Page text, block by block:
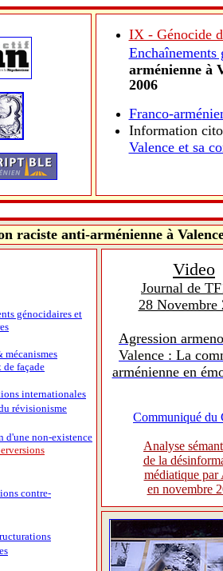
IX - Génocide
Enchaînements
arménienne à
2006
Franco-armé
Information
Valence et sa
raciste anti-arménienne à
génocidaires et
mécanismes
façade
internationales
révisionisme
d'une non-existence
contre-
Video
Journal de
28 Novembre
Agression
Valence : La
arménienne en
Communiqué du
Analyse
de la
médiatique par
en novembre